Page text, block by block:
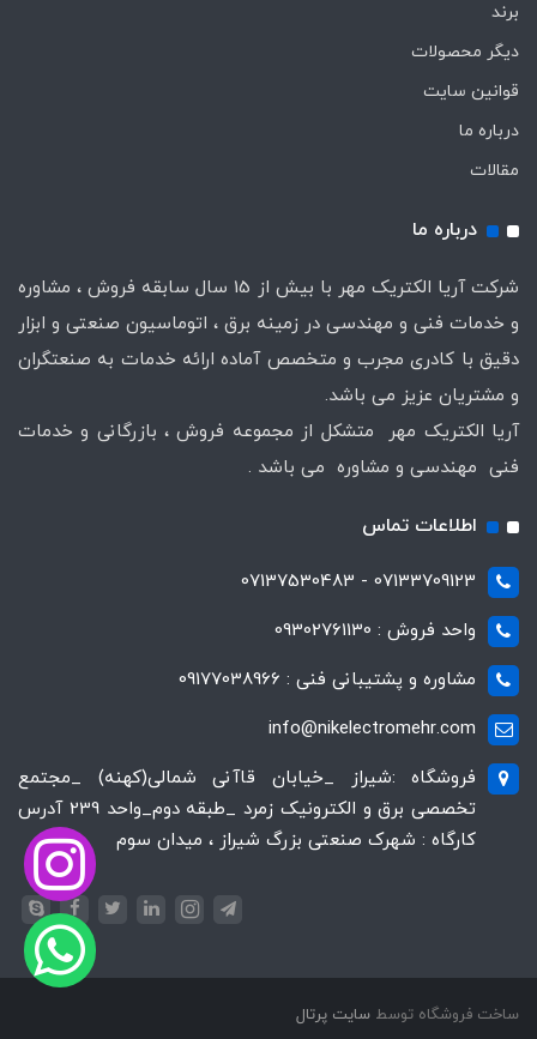
برند
دیگر محصولات
قوانین سایت
درباره ما
مقالات
درباره ما
شرکت آریا الکتریک مهر با بیش از 15 سال سابقه فروش ، مشاوره
و خدمات فنی و مهندسی در زمینه برق ، اتوماسیون صنعتی و ابزار
دقیق با کادری مجرب و متخصص آماده ارائه خدمات به صنعتگران
و مشتریان عزیز می باشد.
آریا الکتریک مهر متشکل از مجموعه فروش ، بازرگانی و خدمات
فنی مهندسی و مشاوره می باشد .
اطلاعات تماس
07133709123 - 07137530483
واحد فروش : 09302761130
مشاوره و پشتیبانی فنی : 09177038966
info@nikelectromehr.com
فروشگاه :شیراز _خیابان قاآنی شمالی(کهنه) _مجتمع
تخصصی برق و الکترونیک زمرد _طبقه دوم_واحد 239 آدرس
کارگاه : شهرک صنعتی بزرگ شیراز ، میدان سوم
ساخت فروشگاه توسط سایت پرتال